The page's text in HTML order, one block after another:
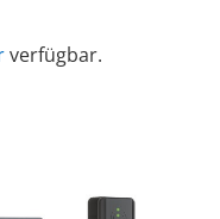
verfügbar.